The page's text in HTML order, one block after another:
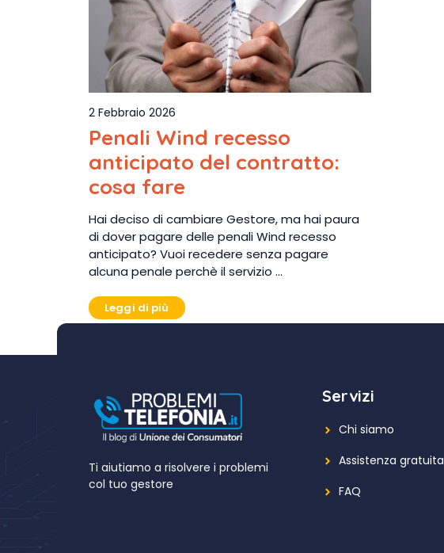
2 Febbraio 2026
Penali Wind recesso
anticipato del contratto:
cosa fare
Hai deciso di cambiare Gestore, ma hai paura
di dover pagare delle penali Wind recesso
anticipato? Vuoi recedere senza pagare
alcuna penale perchè il servizio …
Leggi di più
Ti aiutiamo a risolvere i problemi
col tuo gestore
Servizi
Chi siamo
Assistenza gratuita
FAQ